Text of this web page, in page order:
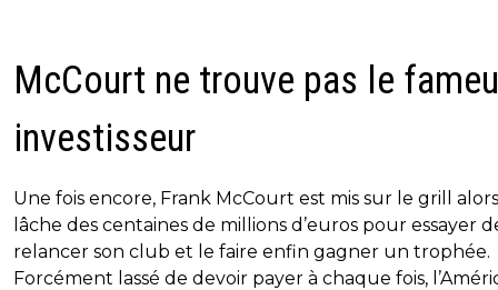
McCourt ne trouve pas le
investisseur
Une fois encore, Frank McCourt est mis sur le grill
lâche des centaines de millions d’euros pour essayer
relancer son club et le faire enfin gagner un trophée.
Forcément lassé de devoir payer à chaque fois,